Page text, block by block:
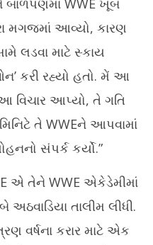
બાળપણમાં WWE ખૂબ
મગજમાં આવ્યો, કારણ
લડવા માટે સ્કાય
કરી રહ્યો હતો. મેં આ
આપ્યો, તે ગતિ
તે WWEને આપવામાં
સંપર્ક કર્યો.”
એ તેને WWE એકેડેમીમાં
અઠવાડિયા તાલીમ લીધી.
વર્ષના કરાર માટે એક